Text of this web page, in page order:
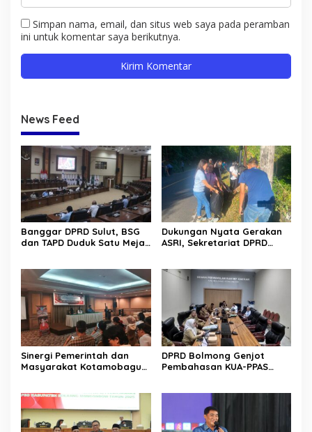
Simpan nama, email, dan situs web saya pada peramban
ini untuk komentar saya berikutnya.
News Feed
Banggar DPRD Sulut, BSG
dan TAPD Duduk Satu Meja.
Dukungan Nyata Gerakan
ASRI, Sekretariat DPRD
Sinergi Pemerintah dan
Masyarakat Kotamobagu
DPRD Bolmong Genjot
Pembahasan KUA-PPAS